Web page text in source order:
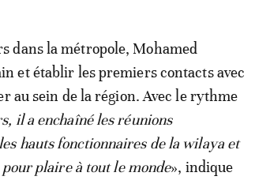
dans la métropole, Mohamed
et établir les premiers contacts avec
au sein de la région. Avec le rythme
il a enchaîné les réunions
hauts fonctionnaires de la wilaya et
pour plaire à tout le monde», indique